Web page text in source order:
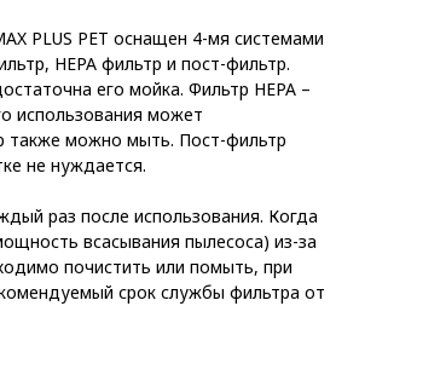
PLUS PET оснащен 4-мя системами
HEPA фильтр и пост-фильтр.
его мойка. Фильтр HEPA –
использования может
также можно мыть. Пост-фильтр
не нуждается.
раз после использования. Когда
всасывания пылесоса) из-за
почистить или помыть, при
срок службы фильтра от